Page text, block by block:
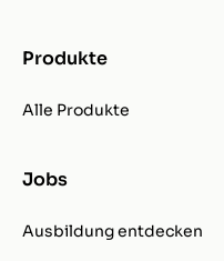
Produkte
Alle Produkte
Jobs
Ausbildung entdecken